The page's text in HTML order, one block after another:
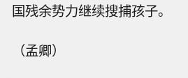
国残余势力继续搜捕孩子。
（孟卿）